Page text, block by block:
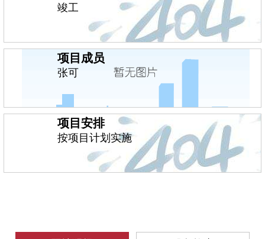
竣工
项目成员
张可
项目安排
按项目计划实施